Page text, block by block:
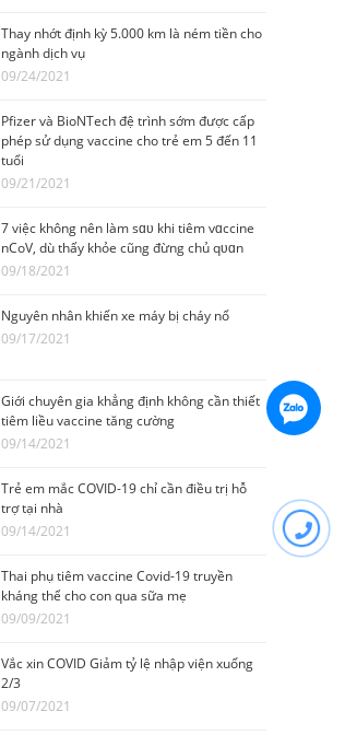
Thay nhớt định kỳ 5.000 km là ném tiền cho
ngành dịch vụ
09/24/2021
Pfizer và BioNTech đệ trình sớm được cấp
phép sử dụng vaccine cho trẻ em 5 đến 11
tuổi
09/21/2021
7 việc không nên làm sɑᴜ khi tiêm vɑccine
nCoV, dù thấy khỏe cũng đừng chủ qᴜɑn
09/18/2021
Nguyên nhân khiến xe máy bị cháy nổ
09/17/2021
Giới chuyên gia khẳng định không cần thiết
tiêm liều vaccine tăng cường
09/14/2021
Trẻ em mắc COVID-19 chỉ cần điều trị hỗ
trợ tại nhà
09/14/2021
Thai phụ tiêm vaccine Covid-19 truyền
kháng thể cho con qua sữa mẹ
09/09/2021
Vắc xin COVID Giảm tỷ lệ nhập viện xuống
2/3
09/07/2021